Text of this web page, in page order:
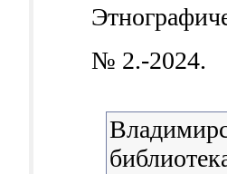
№ 2.-2024.